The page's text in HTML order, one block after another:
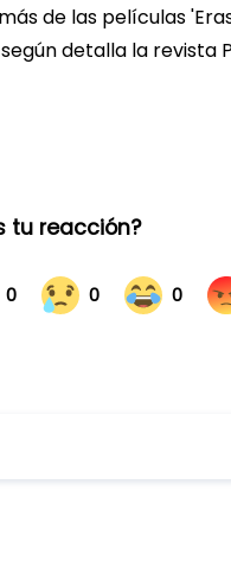
de las películas
detalla la revista